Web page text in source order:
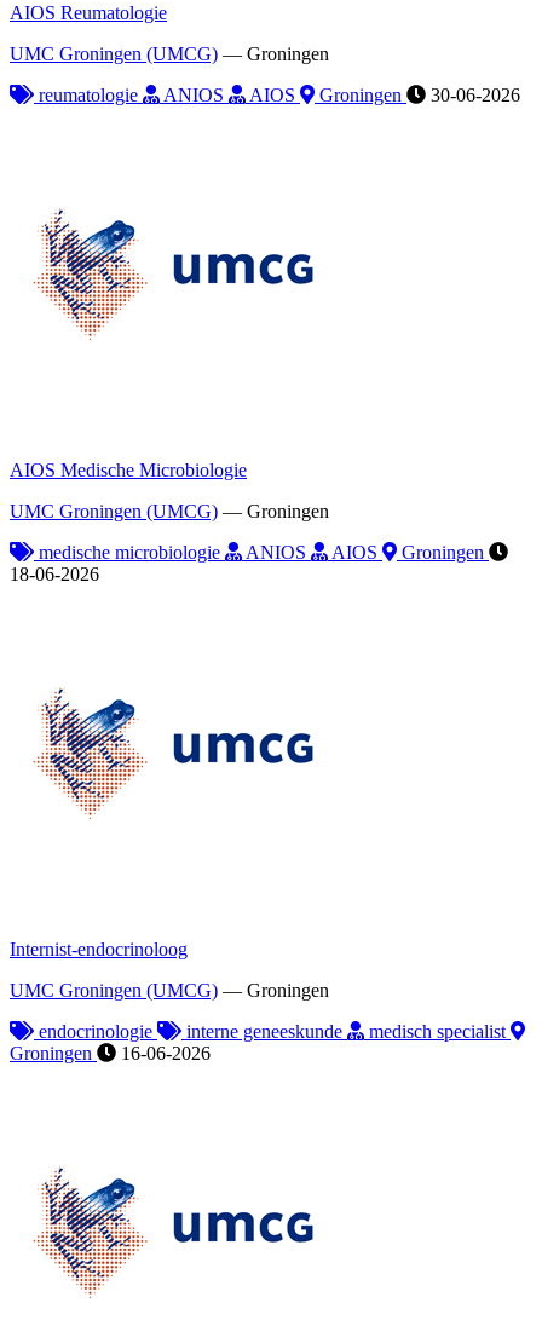
AIOS Reumatologie
UMC Groningen (UMCG) — Groningen
reumatologie
ANIOS AIOS Groningen 30-06-2026
AIOS Medische Microbiologie
UMC Groningen (UMCG) — Groningen
medische microbiologie
ANIOS AIOS
Groningen
18-06-2026
Internist-endocrinoloog
UMC Groningen (UMCG) — Groningen
endocrinologie
interne geneeskunde
medisch specialist
Groningen
16-06-2026